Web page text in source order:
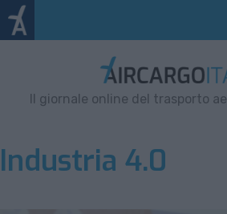
Il giornale online del trasporto
Industria 4.0